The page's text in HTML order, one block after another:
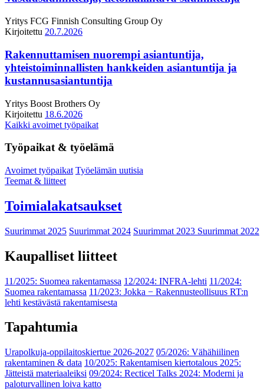
Yritys FCG Finnish Consulting Group Oy
Kirjoitettu 20.7.2026
Rakennuttamisen nuorempi asiantuntija,
yhteistoiminnallisten hankkeiden asiantuntija ja
kustannusasiantuntija
Yritys Boost Brothers Oy
Kirjoitettu 18.6.2026
Kaikki avoimet työpaikat
Työpaikat & työelämä
Avoimet työpaikat Työelämän uutisia
Teemat & liitteet
Toimialakatsaukset
Suurimmat 2025 Suurimmat 2024 Suurimmat 2023 Suurimmat 2022
Kaupalliset liitteet
11/2025: Suomea rakentamassa 12/2024: INFRA-lehti 11/2024:
Suomea rakentamassa 11/2023: Jokka − Rakennusteollisuus RT:n
lehti kestävästä rakentamisesta
Tapahtumia
Urapolkuja-oppilaitoskiertue 2026-2027 05/2026: Vähähiilinen
rakentaminen & data 10/2025: Rakentamisen kiertotalous 2025:
Jätteistä materiaaleiksi 09/2024: Recticel Talks 2024: Moderni ja
paloturvallinen loiva katto